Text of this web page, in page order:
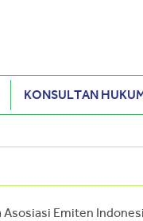
KONSULTAN
Emiten